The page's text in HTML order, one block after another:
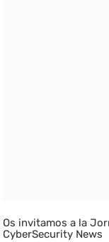
Os invitamos a la
CyberSecurity News